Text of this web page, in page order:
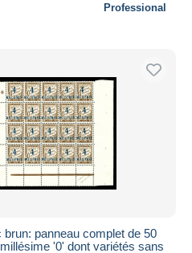
Professional
panneau complet de 50
'0' dont variétés sans